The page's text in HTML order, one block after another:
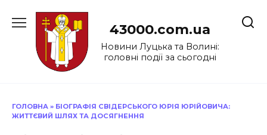
до
43000.com.ua
Новини Луцька та Волині:
головні події за сьогодні
ГОЛОВНА » БІОГРАФІЯ СВІДЕРСЬКОГО ЮРІЯ ЮРІЙОВИЧА:
ЖИТТЄВИЙ ШЛЯХ ТА ДОСЯГНЕННЯ